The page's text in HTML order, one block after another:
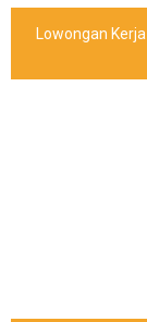
Lowongan